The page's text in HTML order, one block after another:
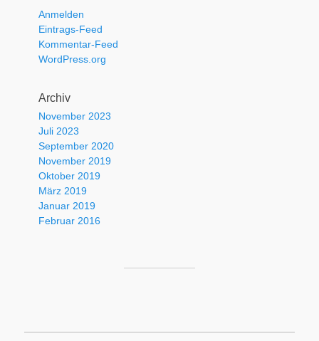
Anmelden
Eintrags-Feed
Kommentar-Feed
WordPress.org
Archiv
November 2023
Juli 2023
September 2020
November 2019
Oktober 2019
März 2019
Januar 2019
Februar 2016